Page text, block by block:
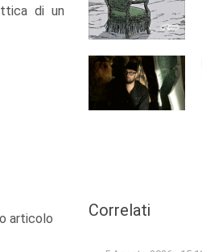
di un
articolo Correlati